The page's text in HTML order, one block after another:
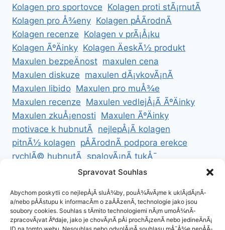
Kolagen pro sportovce Kolagen proti stÃ¡rnutÃ­
Kolagen pro Å¾eny Kolagen pÅÃ­rodnÃ­
Kolagen recenze Kolagen v prÃ¡Å¡ku
Kolagen ÃºÄinky Kolagen ÄeskÃ½ produkt
Maxulen bezpeÄnost maxulen cena
Maxulen diskuze maxulen dÃ¡vkovÃ¡nÃ­
Maxulen libido Maxulen pro muÅ¾e
Maxulen recenze Maxulen vedlejÅ¡Ã­ ÃºÄinky
Maxulen zkuÅ¡enosti Maxulen ÃºÄinky
motivace k hubnutÃ­ nejlepÅ¡Ã­ kolagen
pitnÃ½ kolagen pÅÃ­rodnÃ­ podpora erekce
rychlÃ© hubnutÃ­ spalovÃ¡nÃ­ tukÅ¯
ZdravÃ© hubnutÃ­ ZdravÃ© recepty na hubnutÃ­
Spravovat Souhlas
Abychom poskytli co nejlepÅ¡Ã­ sluÅ¾by, pouÅ¾Ã­vÃ¡me k uklÃ¡dÃ¡nÃ­
a/nebo pÅÃ­stupu k informacÃ­m o zaÅÃ­zenÃ­, technologie jako jsou
soubory cookies. Souhlas s tÄmito technologiemi nÃ¡m umoÅ¾nÃ­
zpracovÃ¡vat Ãºdaje, jako je chovÃ¡nÃ­ pÅi prochÃ¡zenÃ­ nebo jedineÄnÃ¡